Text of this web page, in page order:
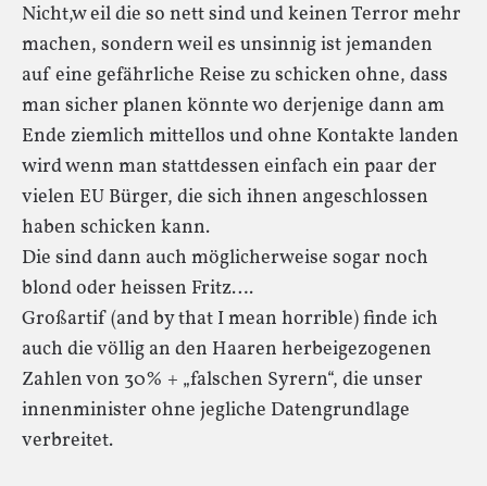
Nicht,w eil die so nett sind und keinen Terror mehr
machen, sondern weil es unsinnig ist jemanden
auf eine gefährliche Reise zu schicken ohne, dass
man sicher planen könnte wo derjenige dann am
Ende ziemlich mittellos und ohne Kontakte landen
wird wenn man stattdessen einfach ein paar der
vielen EU Bürger, die sich ihnen angeschlossen
haben schicken kann.
Die sind dann auch möglicherweise sogar noch
blond oder heissen Fritz….
Großartif (and by that I mean horrible) finde ich
auch die völlig an den Haaren herbeigezogenen
Zahlen von 30% + „falschen Syrern“, die unser
innenminister ohne jegliche Datengrundlage
verbreitet.